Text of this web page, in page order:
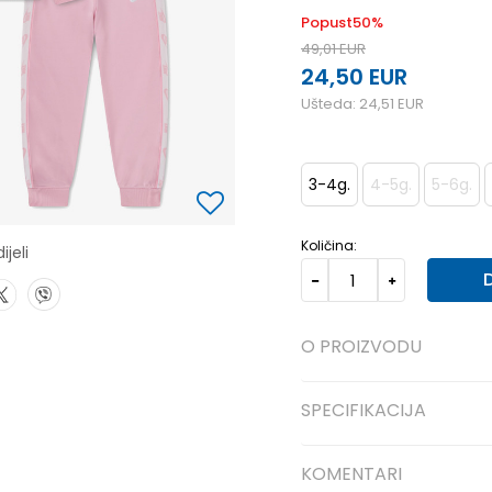
Popust50%
49,01EUR
24,50 EUR
Ušteda: 24,51 EUR
3-4g. 4-5g. 5-6g.
Količina:
O PROIZVODU
SPECIFIKACIJA
KOMENTARI